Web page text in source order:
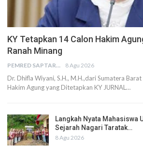
KY Tetapkan 14 Calon Hakim
Ranah Minang
PEMRED SAPTARIUS 8 Agu 2026
Dr. Dhifla Wiyani, S.H., M.H.,dari Sumatera
Hakim Agung yang Ditetapkan KY JURNAL…
Langkah Nyata Mahasiswa
Sejarah Nagari Taratak…
8 Agu 2026